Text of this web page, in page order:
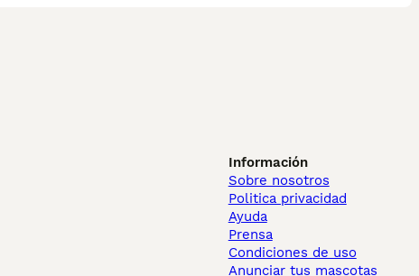
Información
Sobre nosotros
Politica privacidad
Ayuda
Prensa
Condiciones de uso
Anunciar tus mascotas